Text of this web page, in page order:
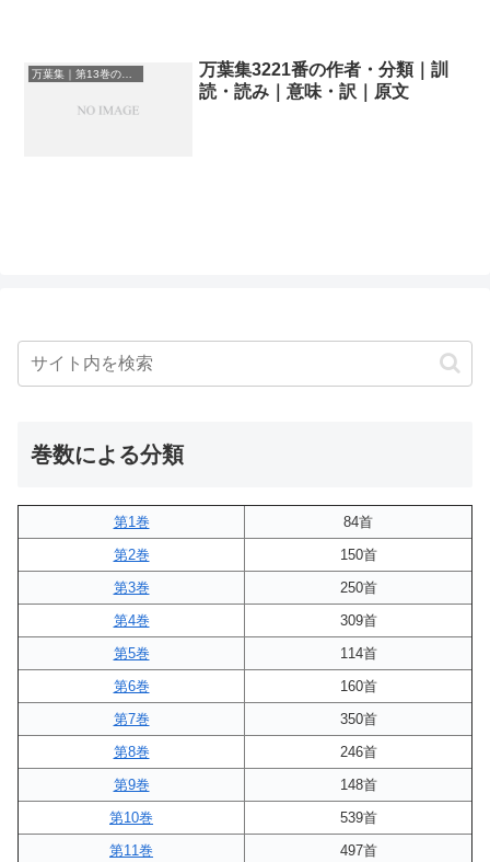
万葉集｜第13巻の和歌一覧
万葉集3221番の作者・分類｜訓
読・読み｜意味・訳｜原文
巻数による分類
第1巻
84首
第2巻
150首
第3巻
250首
第4巻
309首
第5巻
114首
第6巻
160首
第7巻
350首
第8巻
246首
第9巻
148首
第10巻
539首
第11巻
497首